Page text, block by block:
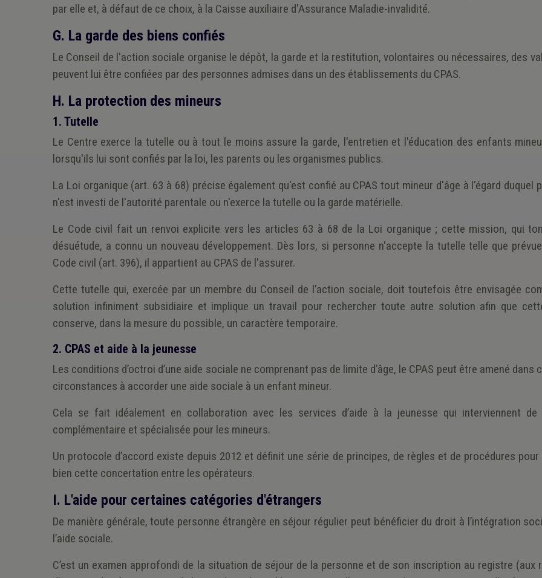
par elle et, à défaut de ce choix, à la Caisse auxiliaire d'Assurance Maladie-invalidité.
G. La garde des biens confiés
Le Conseil de l'action sociale organise le dépôt, la garde et la restitution, volontaires ou nécessaires, des
peuvent lui être confiées par des personnes admises dans un des établissements du CPAS.
H. La protection des mineurs
1. Tutelle
Le Centre exerce la tutelle ou à tout le moins assure la garde, l'entretien et l'éducation des enfants
lorsqu'ils lui sont confiés par la loi, les parents ou les organismes publics.
La Loi organique (art. 63 à 68) précise également qu'est confié au CPAS tout mineur d'âge à l'égard duquel
n'est investi de l'autorité parentale ou n'exerce la tutelle ou la garde matérielle.
Le Code civil fait un renvoi explicite vers les articles 63 à 68 de la Loi organique ; cette mission, qui
désuétude, a connu un nouveau développement. Dès lors, si personne n'accepte la tutelle telle que
Code civil (art. 396), il appartient au CPAS de l'assurer.
Cette tutelle qui, exercée par un membre du Conseil de l’action sociale, doit toutefois être envisagée
solution infiniment subsidiaire et implique un travail pour rechercher toute autre solution afin que
conserve, dans la mesure du possible, un caractère temporaire.
2. CPAS et aide à la jeunesse
Les conditions d’octroi d’une aide sociale ne comprenant pas de limite d’âge, le CPAS peut être amené dans
circonstances à accorder une aide sociale à un enfant mineur.
Cela se fait idéalement en collaboration avec les services d’aide à la jeunesse qui interviennent de
complémentaire et spécialisée pour les mineurs.
Un protocole d’accord existe depuis 2012 et définit une série de principes, de règles et de procédures pour
bien cette concertation entre les opérateurs.
I. L'aide pour certaines catégories d'étrangers
De manière générale, toute personne étrangère en séjour régulier peut bénéficier du droit à l’intégration
l’aide sociale.
C’est un examen approfondi de la situation de séjour de la personne et de son inscription au registre (aux